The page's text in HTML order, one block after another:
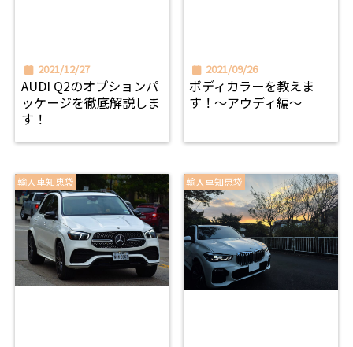
2021/12/27
AUDI Q2のオプションパ
ッケージを徹底解説しま
す！
2021/09/26
ボディカラーを教えま
す！～アウディ編～
輸入車知恵袋 輸入車知恵袋